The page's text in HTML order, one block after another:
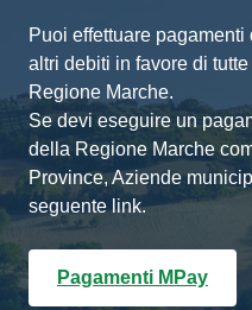
Puoi effettuare
altri debiti in favore di
Regione Marche.
Se devi eseguire un
della Regione Marche
Province, Aziende
seguente link.
Pagamenti MPay